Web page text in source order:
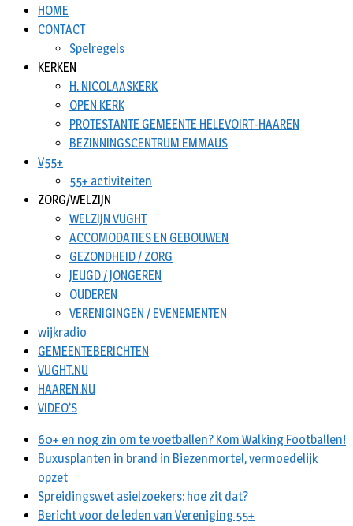
HOME
CONTACT
Spelregels
KERKEN
H. NICOLAASKERK
OPEN KERK
PROTESTANTE GEMEENTE HELEVOIRT-HAAREN
BEZINNINGSCENTRUM EMMAUS
V55+
55+ activiteiten
ZORG/WELZIJN
WELZIJN VUGHT
ACCOMODATIES EN GEBOUWEN
GEZONDHEID / ZORG
JEUGD / JONGEREN
OUDEREN
VERENIGINGEN / EVENEMENTEN
wijkradio
GEMEENTEBERICHTEN
VUGHT.NU
HAAREN.NU
VIDEO’S
60+ en nog zin om te voetballen? Kom Walking Footballen!
Buxusplanten in brand in Biezenmortel, vermoedelijk
opzet
Spreidingswet asielzoekers: hoe zit dat?
Bericht voor de leden van Vereniging 55+